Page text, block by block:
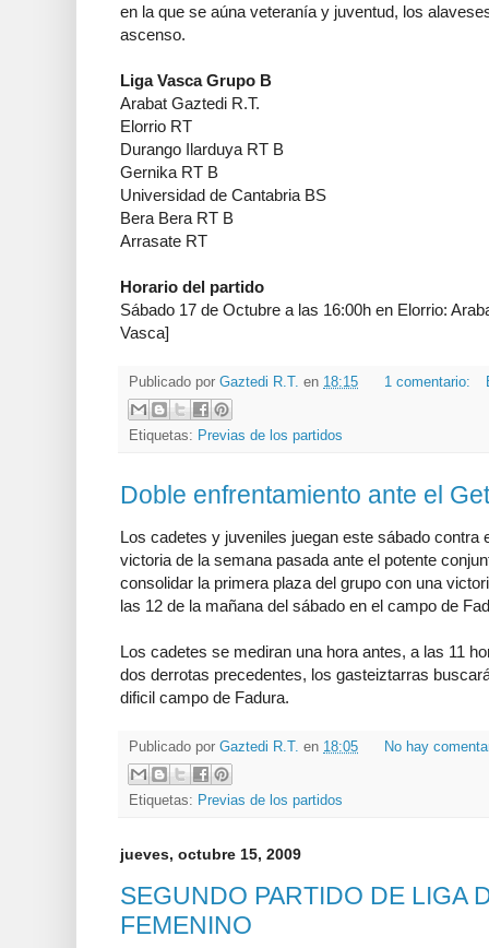
en la que se aúna veteranía y juventud, los
ascenso.
Liga Vasca Grupo B
Arabat Gaztedi R.T.
Elorrio RT
Durango Ilarduya RT B
Gernika RT B
Universidad de Cantabria BS
Bera Bera RT B
Arrasate RT
Horario del partido
Sábado 17 de Octubre a las 16:00h en Elorrio:
Vasca]
Publicado por Gaztedi R.T. en 18:15 1 comentario:
Etiquetas: Previas de los partidos
Doble enfrentamiento ante el
Los cadetes y juveniles juegan este sábado contra
victoria de la semana pasada ante el potente
consolidar la primera plaza del grupo con una
las 12 de la mañana del sábado en el campo de
Los cadetes se mediran una hora antes, a las 11
dos derrotas precedentes, los gasteiztarras
dificil campo de Fadura.
Publicado por Gaztedi R.T. en 18:05 No hay
Etiquetas: Previas de los partidos
jueves, octubre 15, 2009
SEGUNDO PARTIDO DE LIGA
FEMENINO